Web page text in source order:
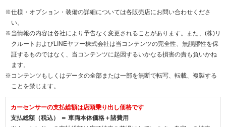
※仕様・オプション・装備の詳細については各販売店にお問い合わせくださ
い。
※当情報の内容は各社により予告なく変更されることがあります。また、(株)リ
クルートおよびLINEヤフー株式会社は当コンテンツの完全性、無誤謬性を保
証するものではなく、当コンテンツに起因するいかなる損害の責も負いかね
ます。
※コンテンツもしくはデータの全部または一部を無断で転写、転載、複製する
ことを禁じます。
カーセンサーの支払総額は店頭乗り出し価格です
支払総額（税込） ＝ 車両本体価格＋諸費用